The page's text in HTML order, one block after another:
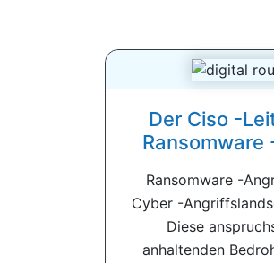
Der Ciso -
Ransomware
Ransomware -
Cyber ​​-
Diese
anhaltenden